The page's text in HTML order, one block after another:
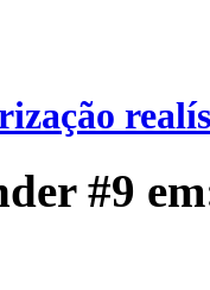
#9